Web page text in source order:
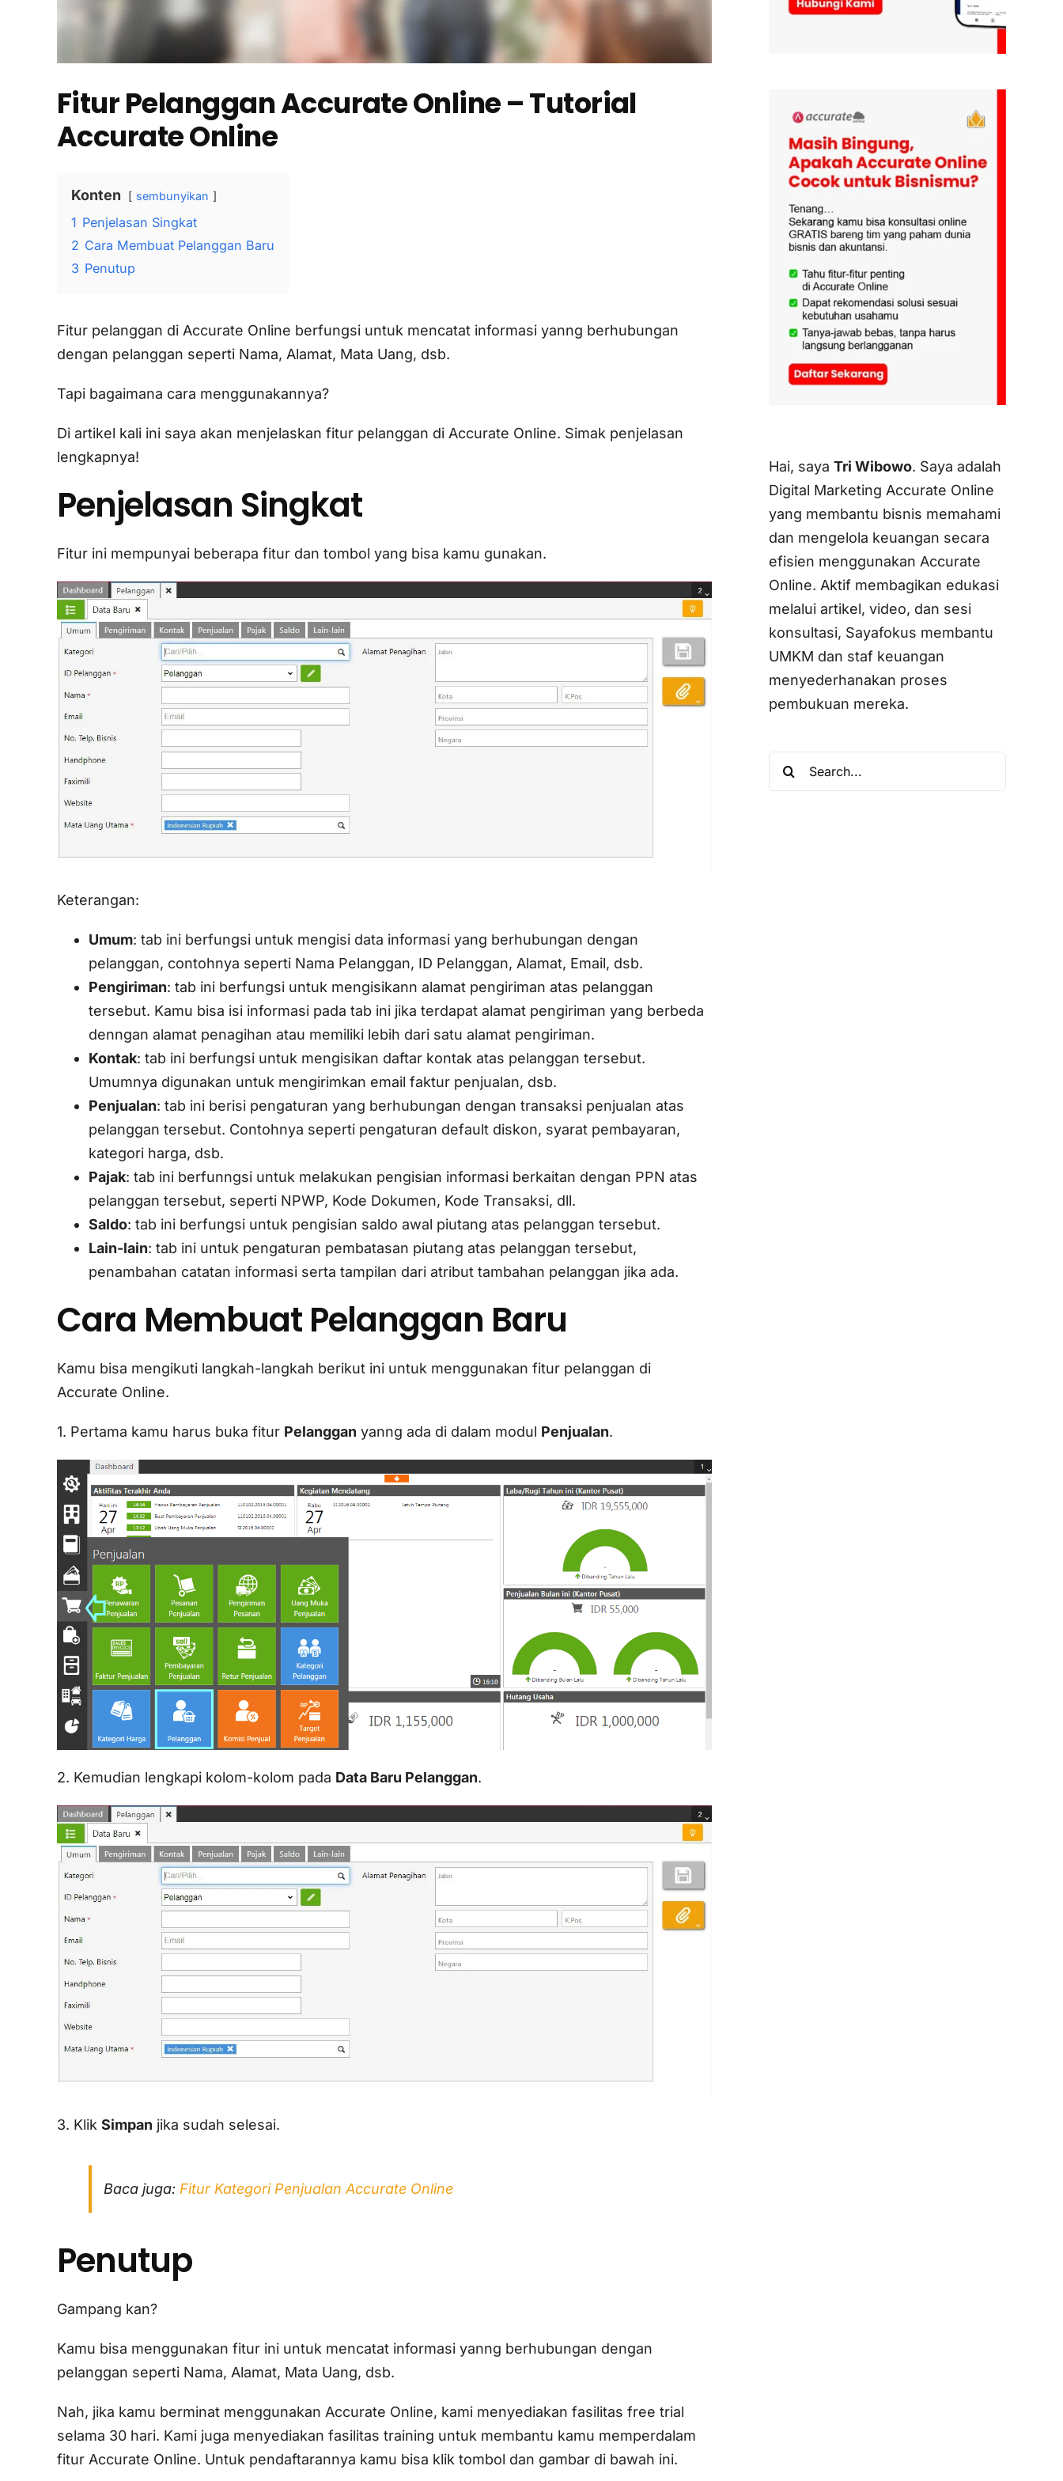
Fitur Pelanggan Accurate Online – Tutorial
Accurate Online
Konten sembunyikan
1 Penjelasan Singkat
2 Cara Membuat Pelanggan Baru
3 Penutup
Fitur pelanggan di Accurate Online berfungsi untuk mencatat informasi yanng berhubungan
dengan pelanggan seperti Nama, Alamat, Mata Uang, dsb.
Tapi bagaimana cara menggunakannya?
Di artikel kali ini saya akan menjelaskan fitur pelanggan di Accurate Online. Simak penjelasan
lengkapnya!
Penjelasan Singkat
Fitur ini mempunyai beberapa fitur dan tombol yang bisa kamu gunakan.
Keterangan:
Umum: tab ini berfungsi untuk mengisi data informasi yang berhubungan dengan
pelanggan, contohnya seperti Nama Pelanggan, ID Pelanggan, Alamat, Email, dsb.
Pengiriman: tab ini berfungsi untuk mengisikann alamat pengiriman atas pelanggan
tersebut. Kamu bisa isi informasi pada tab ini jika terdapat alamat pengiriman yang berbeda
denngan alamat penagihan atau memiliki lebih dari satu alamat pengiriman.
Kontak: tab ini berfungsi untuk mengisikan daftar kontak atas pelanggan tersebut.
Umumnya digunakan untuk mengirimkan email faktur penjualan, dsb.
Penjualan: tab ini berisi pengaturan yang berhubungan dengan transaksi penjualan atas
pelanggan tersebut. Contohnya seperti pengaturan default diskon, syarat pembayaran,
kategori harga, dsb.
Pajak: tab ini berfunngsi untuk melakukan pengisian informasi berkaitan dengan PPN atas
pelanggan tersebut, seperti NPWP, Kode Dokumen, Kode Transaksi, dll.
Saldo: tab ini berfungsi untuk pengisian saldo awal piutang atas pelanggan tersebut.
Lain-lain: tab ini untuk pengaturan pembatasan piutang atas pelanggan tersebut,
penambahan catatan informasi serta tampilan dari atribut tambahan pelanggan jika ada.
Cara Membuat Pelanggan Baru
Kamu bisa mengikuti langkah-langkah berikut ini untuk menggunakan fitur pelanggan di
Accurate Online.
1. Pertama kamu harus buka fitur Pelanggan yanng ada di dalam modul Penjualan.
2. Kemudian lengkapi kolom-kolom pada Data Baru Pelanggan.
3. Klik Simpan jika sudah selesai.
Baca juga: Fitur Kategori Penjualan Accurate Online
Penutup
Gampang kan?
Kamu bisa menggunakan fitur ini untuk mencatat informasi yanng berhubungan dengan
pelanggan seperti Nama, Alamat, Mata Uang, dsb.
Nah, jika kamu berminat menggunakan Accurate Online, kami menyediakan fasilitas free trial
selama 30 hari. Kami juga menyediakan fasilitas training untuk membantu kamu memperdalam
fitur Accurate Online. Untuk pendaftarannya kamu bisa klik tombol dan gambar di bawah ini.
Hai, saya Tri Wibowo. Saya adalah
Digital Marketing Accurate Online
yang membantu bisnis memahami
dan mengelola keuangan secara
efisien menggunakan Accurate
Online. Aktif membagikan edukasi
melalui artikel, video, dan sesi
konsultasi, Sayafokus membantu
UMKM dan staf keuangan
menyederhanakan proses
pembukuan mereka.
Search